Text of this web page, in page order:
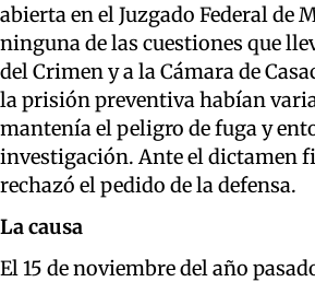
abierta en el Juzgado Federal de
ninguna de las cuestiones que
del Crimen y a la Cámara de
la prisión preventiva habían
mantenía el peligro de fuga y
investigación. Ante el dictamen
rechazó el pedido de la defensa.
La causa
El 15 de noviembre del año